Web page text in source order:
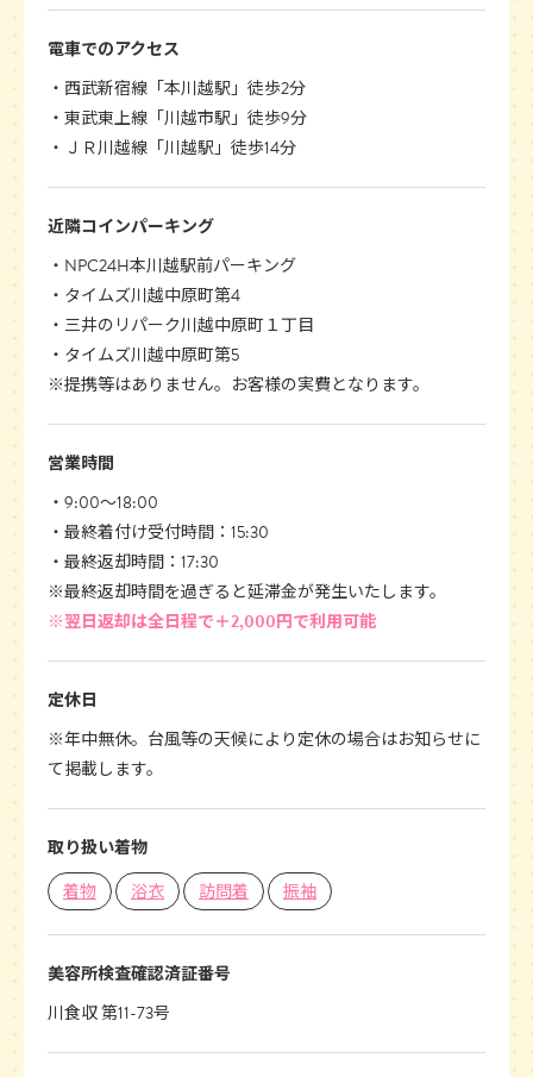
電車でのアクセス
西武新宿線「本川越駅」徒歩2分
東武東上線「川越市駅」徒歩9分
ＪＲ川越線「川越駅」徒歩14分
近隣コインパーキング
NPC24H本川越駅前パーキング
タイムズ川越中原町第4
三井のリパーク川越中原町１丁目
タイムズ川越中原町第5
※提携等はありません。お客様の実費となります。
営業時間
9:00〜18:00
最終着付け受付時間：15:30
最終返却時間：17:30
※最終返却時間を過ぎると延滞金が発生いたします。
※翌日返却は全日程で＋2,000円で利用可能
定休日
※年中無休。台風等の天候により定休の場合はお知らせに
て掲載します。
取り扱い着物
着物 浴衣 訪問着 振袖
美容所検査確認済証番号
川食収 第11-73号